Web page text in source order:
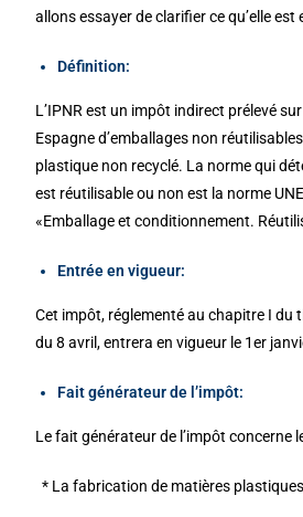
allons essayer de clarifier ce qu’elle est
Définition:
L’IPNR est un impôt indirect prélevé
Espagne d’emballages non
plastique non recyclé. La norme qui
est réutilisable ou non est la norme
«Emballage et conditionnement.
Entrée en vigueur:
Cet impôt, réglementé au chapitre I du
du 8 avril, entrera en vigueur le 1er
Fait générateur de l’impôt:
Le fait générateur de l’impôt concerne
* La fabrication de matières